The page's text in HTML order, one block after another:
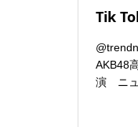
Tik
AKB48
演 ニ